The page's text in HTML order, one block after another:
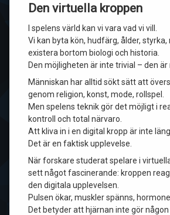
Den virtuella kroppen
I spelens värld kan vi vara vad vi vill.
Vi kan byta kön, hudfärg, ålder, styrka,
existera bortom biologi och historia.
Den möjligheten är inte trivial – den är
Människan har alltid sökt sätt att
genom religion, konst, mode, rollspel.
Men spelens teknik gör det möjligt i
kontroll och total närvaro.
Att kliva in i en digital kropp är inte
Det är en faktisk upplevelse.
När forskare studerat spelare i
sett något fascinerande: kroppen
den digitala upplevelsen.
Pulsen ökar, muskler spänns,
Det betyder att hjärnan inte gör